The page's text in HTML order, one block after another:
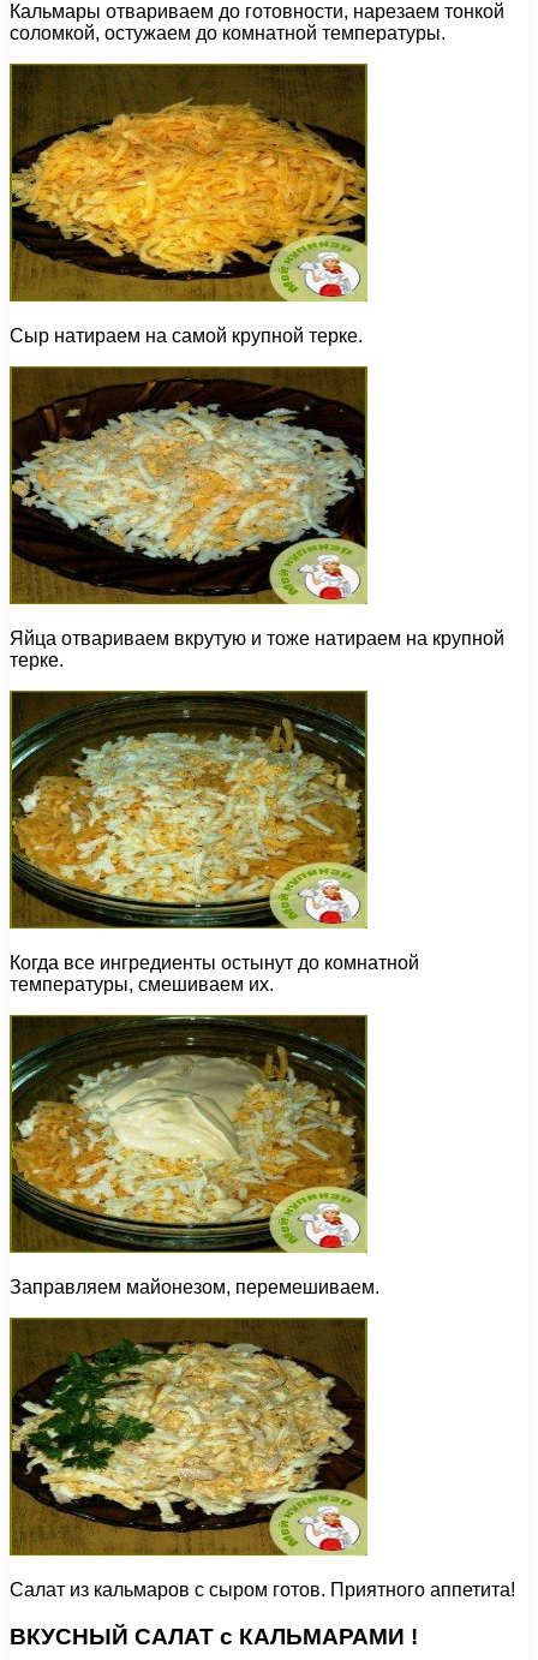
Кальмары отвариваем до готовности, нарезаем тонкой
соломкой, остужаем до комнатной температуры.
Сыр натираем на самой крупной терке.
Яйца отвариваем вкрутую и тоже натираем на крупной
терке.
Когда все ингредиенты остынут до комнатной
температуры, смешиваем их.
Заправляем майонезом, перемешиваем.
Салат из кальмаров с сыром готов. Приятного аппетита!
ВКУСНЫЙ САЛАТ с КАЛЬМАРАМИ !